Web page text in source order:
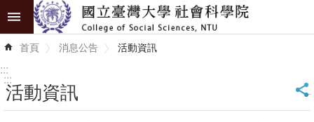
跳到主要內容區塊
進
階
首頁 消息公告 活動資訊
:::
:::
活動資訊 _